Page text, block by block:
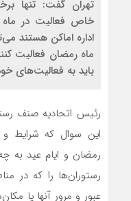
تهران گفت: تنها
خاص فعالیت در ماه
اداره اماکن هستند
ماه رمضان فعالیت
باید به فعالیت‌های
رئیس اتحادیه صنف
این سوال که شرایط و
رمضان و ایام عید به
رستوران‌ها را که در
عبور و مرور آنها یا